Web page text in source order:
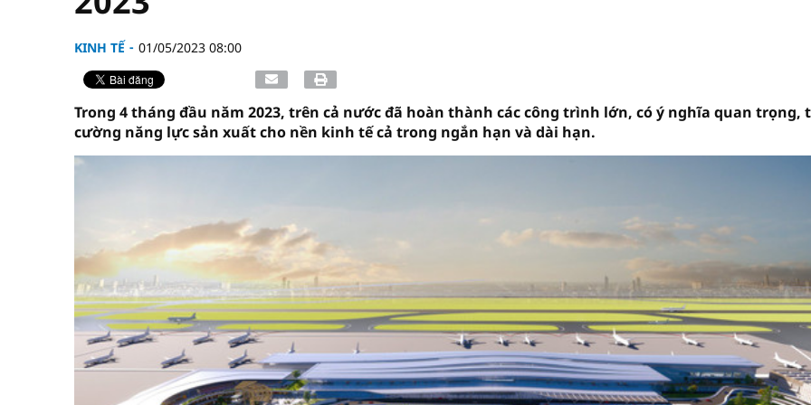
KINH TẾ 01/05/2023 08:00
Trong 4 tháng đầu năm 2023, trên cả nước đã hoàn thành các công trình lớn, có ý nghĩa quan trọng,
cường năng lực sản xuất cho nền kinh tế cả trong ngắn hạn và dài hạn.